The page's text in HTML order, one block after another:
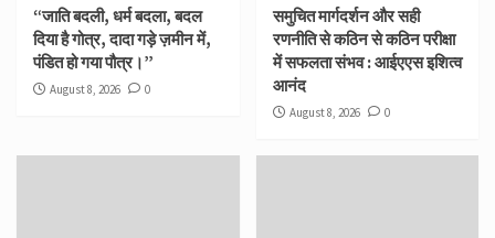
“जाति बदली, धर्म बदला, बदल
दिया है गोत्र, दादा गड़े ज़मीन में,
पंडित हो गया पौत्र।”
August 8, 2026 0
समुचित मार्गदर्शन और सही
रणनीति से कठिन से कठिन परीक्षा
में सफलता संभव : आईएएस इशित्व
आनंद
August 8, 2026 0